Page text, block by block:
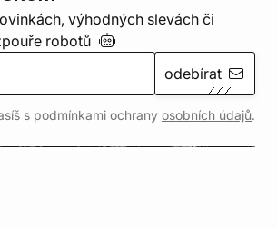
výhodných slevách či
robotů
odebírat
s podmínkami ochrany osobních údajů.